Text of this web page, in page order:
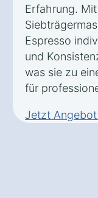
Erfahrung.
Espresso
und
was sie zu
für
Jetzt